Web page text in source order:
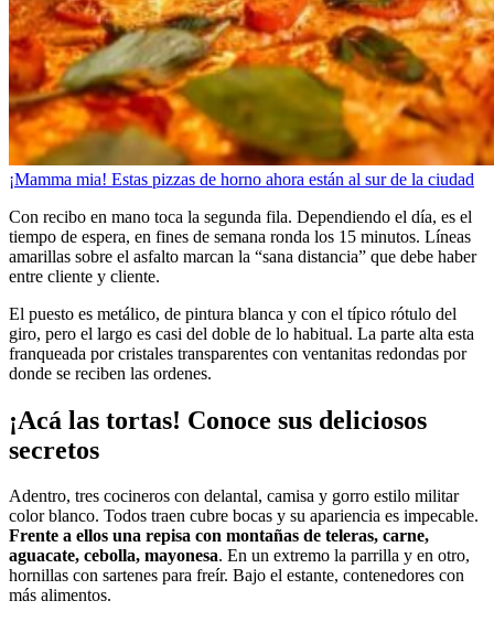
¡Mamma mia! Estas pizzas de horno ahora están al sur de la ciudad
Con recibo en mano toca la segunda fila. Dependiendo el día, es el
tiempo de espera, en fines de semana ronda los 15 minutos. Líneas
amarillas sobre el asfalto marcan la “sana distancia” que debe haber
entre cliente y cliente.
El puesto es metálico, de pintura blanca y con el típico rótulo del
giro, pero el largo es casi del doble de lo habitual. La parte alta esta
franqueada por cristales transparentes con ventanitas redondas por
donde se reciben las ordenes.
¡Acá las tortas! Conoce sus deliciosos
secretos
Adentro, tres cocineros con delantal, camisa y gorro estilo militar
color blanco. Todos traen cubre bocas y su apariencia es impecable.
Frente a ellos una repisa con montañas de teleras, carne,
aguacate, cebolla, mayonesa. En un extremo la parrilla y en otro,
hornillas con sartenes para freír. Bajo el estante, contenedores con
más alimentos.